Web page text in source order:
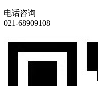
电话咨询
021-68909108